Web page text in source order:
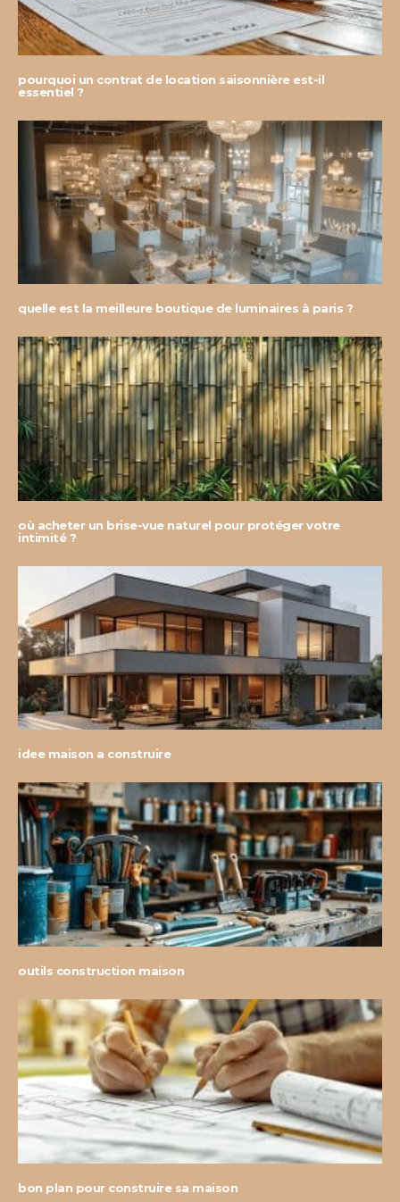
pourquoi un contrat de location saisonnière est-il
essentiel ?
quelle est la meilleure boutique de luminaires à paris ?
où acheter un brise-vue naturel pour protéger votre
intimité ?
idee maison a construire
outils construction maison
bon plan pour construire sa maison